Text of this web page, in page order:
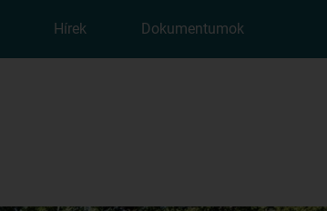
Hírek Dokumentumok